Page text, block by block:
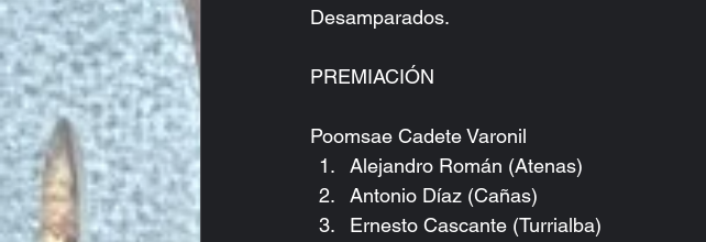
Desamparados.
PREMIACIÓN
Poomsae Cadete Varonil
Alejandro Román (Atenas)
Antonio Díaz (Cañas)
Ernesto Cascante (Turrialba)